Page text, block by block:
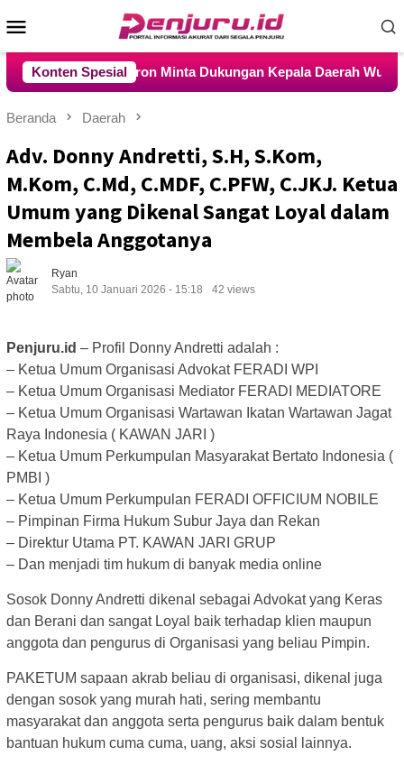
ke
Mobile
Konten Spesial
Menteri Nusron Minta Dukungan Kepala Daerah Wujudkan
Beranda Daerah
Adv. Donny Andretti, S.H, S.Kom,
M.Kom, C.Md, C.MDF, C.PFW, C.JKJ. Ketua
Umum yang Dikenal Sangat Loyal dalam
Membela Anggotanya
Ryan
Sabtu, 10 Januari 2026 - 15:18
42 views
Penjuru.id – Profil Donny Andretti adalah :
– Ketua Umum Organisasi Advokat FERADI WPI
– Ketua Umum Organisasi Mediator FERADI MEDIATORE
– Ketua Umum Organisasi Wartawan Ikatan Wartawan Jagat
Raya Indonesia ( KAWAN JARI )
– Ketua Umum Perkumpulan Masyarakat Bertato Indonesia (
PMBI )
– Ketua Umum Perkumpulan FERADI OFFICIUM NOBILE
– Pimpinan Firma Hukum Subur Jaya dan Rekan
– Direktur Utama PT. KAWAN JARI GRUP
– Dan menjadi tim hukum di banyak media online
Sosok Donny Andretti dikenal sebagai Advokat yang Keras
dan Berani dan sangat Loyal baik terhadap klien maupun
anggota dan pengurus di Organisasi yang beliau Pimpin.
PAKETUM sapaan akrab beliau di organisasi, dikenal juga
dengan sosok yang murah hati, sering membantu
masyarakat dan anggota serta pengurus baik dalam bentuk
bantuan hukum cuma cuma, uang, aksi sosial lainnya.